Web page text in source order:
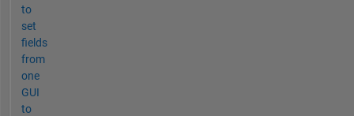
to
set
fields
from
one
GUI
to